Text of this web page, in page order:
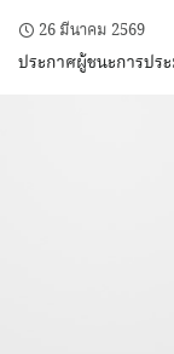
26 มีนาคม 2569
ประกาศผู้ชนะการปร